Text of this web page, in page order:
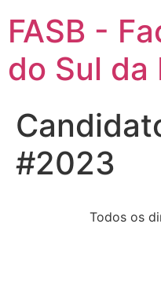
FASB -
do Sul da
#2023
Todos os